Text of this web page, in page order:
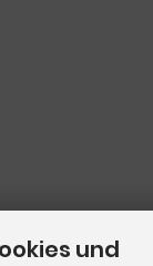
und